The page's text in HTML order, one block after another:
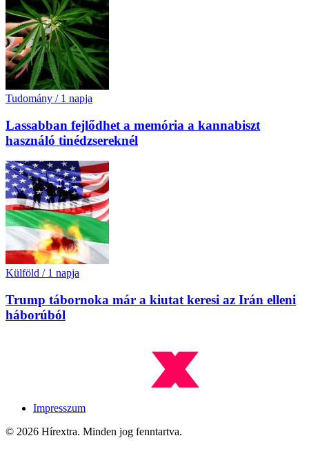
Tudomány / 1 napja
Lassabban fejlődhet a memória a kannabiszt
használó tinédzsereknél
Külföld / 1 napja
Trump tábornoka már a kiutat keresi az Irán elleni
háborúból
Impresszum
© 2026 Hírextra. Minden jog fenntartva.